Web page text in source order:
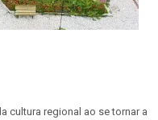
cultura regional ao se tornar a